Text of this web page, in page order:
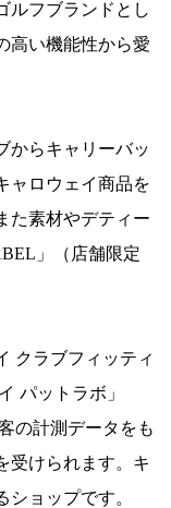
ルフブランドとし
高い機能性から愛
からキャリーバッ
ャロウェイ商品を
た素材やデティー
」（店舗限定
クラブフィッティ
パットラボ」
の計測データをも
受けられます。キ
ョップです。